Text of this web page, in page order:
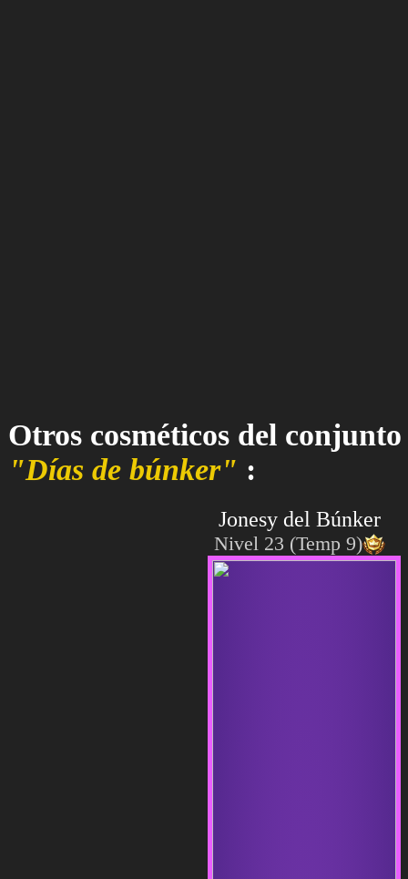
Otros cosméticos del conjunto
"Días de búnker" :
Jonesy del Búnker
Nivel 23 (Temp 9)